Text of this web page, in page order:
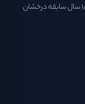
بزرگترین تامین‌کننده قطعات یدکی صنعتی با بیش از ۱۵ سال سابقه درخشان